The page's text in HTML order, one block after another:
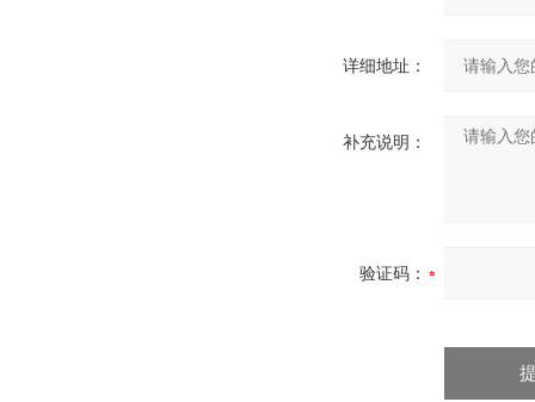
详细地址：
补充说明：
验证码：